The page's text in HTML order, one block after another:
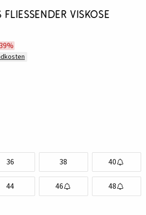
fließender Viskose
36 38 40
44 46 48